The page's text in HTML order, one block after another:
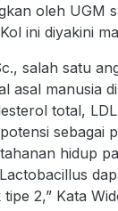
oleh
ini diyakini
salah satu
asal manusia
total,
sebagai
hidup
2,” Kata